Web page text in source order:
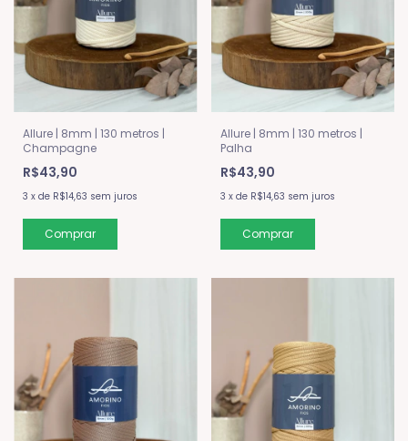
Allure | 8mm | 130 metros |
Champagne
R$43,90
3 x de R$14,63 sem juros
Allure | 8mm | 130 metros |
Palha
R$43,90
3 x de R$14,63 sem juros